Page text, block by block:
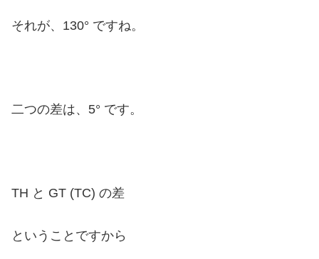
それが、130° ですね。
二つの差は、5° です。
TH と GT (TC) の差
ということですから